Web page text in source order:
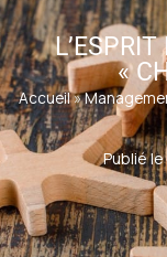
L’ESPRIT
«
Accueil»
Publié